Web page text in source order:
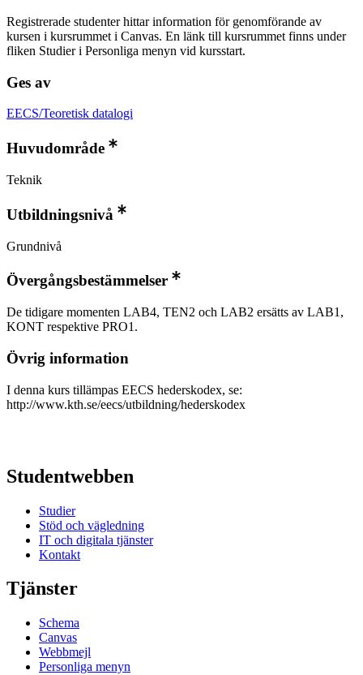
Registrerade studenter hittar information för genomförande av
kursen i kursrummet i Canvas. En länk till kursrummet finns under
fliken Studier i Personliga menyn vid kursstart.
Ges av
EECS/Teoretisk datalogi
Huvudområde
Teknik
Utbildningsnivå
Grundnivå
Övergångsbestämmelser
De tidigare momenten LAB4, TEN2 och LAB2 ersätts av LAB1,
KONT respektive PRO1.
Övrig information
I denna kurs tillämpas EECS hederskodex, se:
http://www.kth.se/eecs/utbildning/hederskodex
Studentwebben
Studier
Stöd och vägledning
IT och digitala tjänster
Kontakt
Tjänster
Schema
Canvas
Webbmejl
Personliga menyn